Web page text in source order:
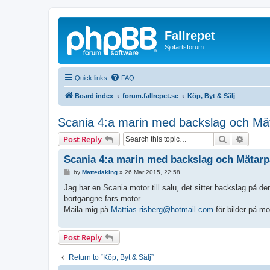
Fallrepet
Sjöfartsforum
Quick links FAQ
Board index forum.fallrepet.se Köp, Byt & Sälj
Scania 4:a marin med backslag och
Post Reply Search
Scania 4:a marin med backslag och
P
s
by Mattedaking» 26 Mar 2015, 22:58
Jag har en Scania motor till salu, det sitter backslag på
bortgångne fars motor.
Maila mig på Mattias.risberg@hotmail.com för bilder på
Post Reply
Return to “Köp, Byt & Sälj”